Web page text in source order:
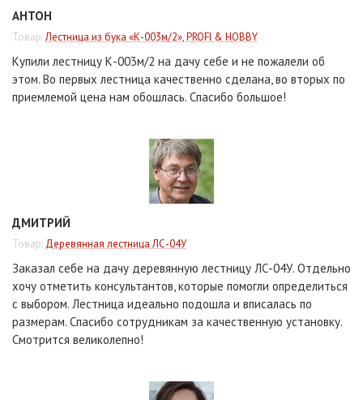
АНТОН
Товар:Лестница из бука «К-003м/2», PROFI & HOBBY
Купили лестницу К-003м/2 на дачу себе и не пожалели об
этом. Во первых лестница качественно сделана, во вторых по
приемлемой цена нам обошлась. Спасибо большое!
ДМИТРИЙ
Товар: Деревянная лестница ЛС-04У
Заказал себе на дачу деревянную лестницу ЛС-04У. Отдельно
хочу отметить консультантов, которые помогли определиться
с выбором. Лестница идеально подошла и вписалась по
размерам. Спасибо сотрудникам за качественную установку.
Смотрится великолепно!